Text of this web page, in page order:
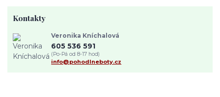
Kontakty
Veronika Kníchalová
605 536 591
(Po-Pá od 8-17 hod)
info@pohodlneboty.cz